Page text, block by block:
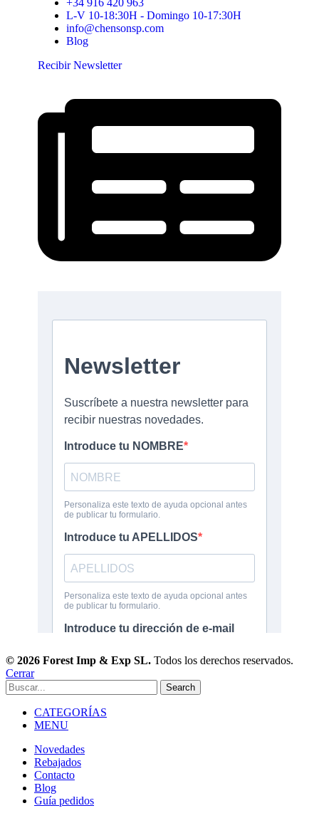
+34 916 420 963
L-V 10-18:30H - Domingo 10-17:30H
info@chensonsp.com
Blog
Recibir Newsletter
© 2026 Forest Imp & Exp SL. Todos los derechos reservados.
Cerrar
Search
CATEGORÍAS
MENU
Novedades
Rebajados
Contacto
Blog
Guía pedidos